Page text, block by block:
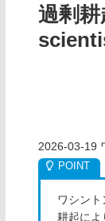
過剰
2026-03-19
ワシン
耕起によ